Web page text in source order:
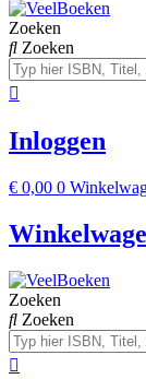
Zoeken
Zoeken
Inloggen
€ 0,00 0
Zoeken
Zoeken